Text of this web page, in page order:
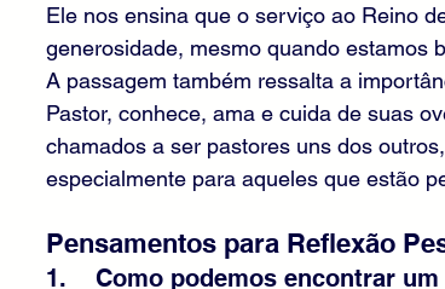
Ele nos ensina que o serviço ao Reino
generosidade, mesmo quando estamos
A passagem também ressalta a
Pastor, conhece, ama e cuida de suas
chamados a ser pastores uns dos
especialmente para aqueles que estão
Pensamentos para Reflexão
1.    Como podemos encontrar